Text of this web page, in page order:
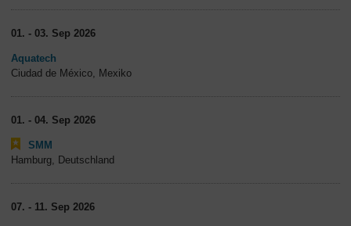
01. - 03. Sep 2026
Aquatech
Ciudad de México, Mexiko
01. - 04. Sep 2026
SMM
Hamburg, Deutschland
07. - 11. Sep 2026